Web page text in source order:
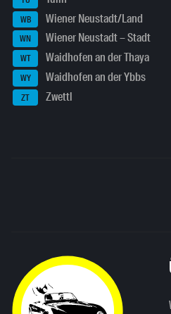
WB Wiener Neustadt/Land
WN Wiener Neustadt – Stadt
WT Waidhofen an der Thaya
WY Waidhofen an der Ybbs
ZT Zwettl